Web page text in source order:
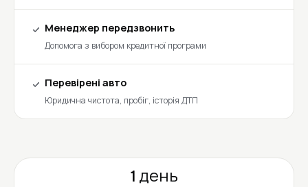
Менеджер передзвонить
Допомога з вибором кредитної програми
Перевірені авто
Юридична чистота, пробіг, історія ДТП
1 день